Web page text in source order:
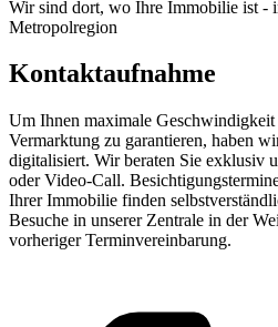
Wir sind dort, wo Ihre Immobilie ist -
Metropolregion
Kontaktaufnahme
Um Ihnen maximale
Vermarktung zu garantieren, haben
digitalisiert. Wir beraten Sie exklusiv
oder Video-Call.
Ihrer Immobilie finden
Besuche in unserer Zentrale in der
vorheriger Terminvereinbarung.